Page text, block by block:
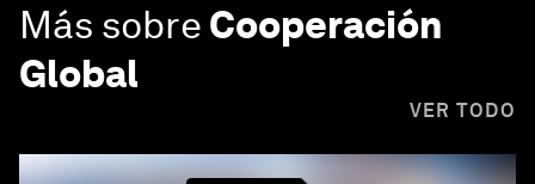
Más sobre Cooperación
Global
VER TODO